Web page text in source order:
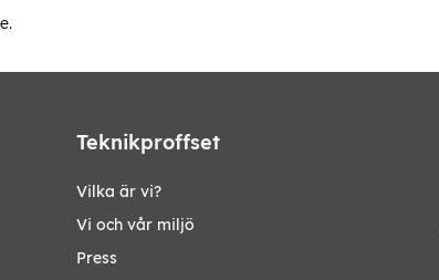
Teknikproffset
Vilka är vi?
Vi och vår miljö
Press